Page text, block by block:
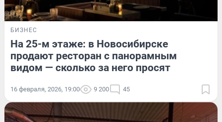
БИЗНЕС
На 25-м этаже: в Новосибирске
продают ресторан с панорамным
видом — сколько за него просят
16 февраля, 2026, 19:00 9 200 45